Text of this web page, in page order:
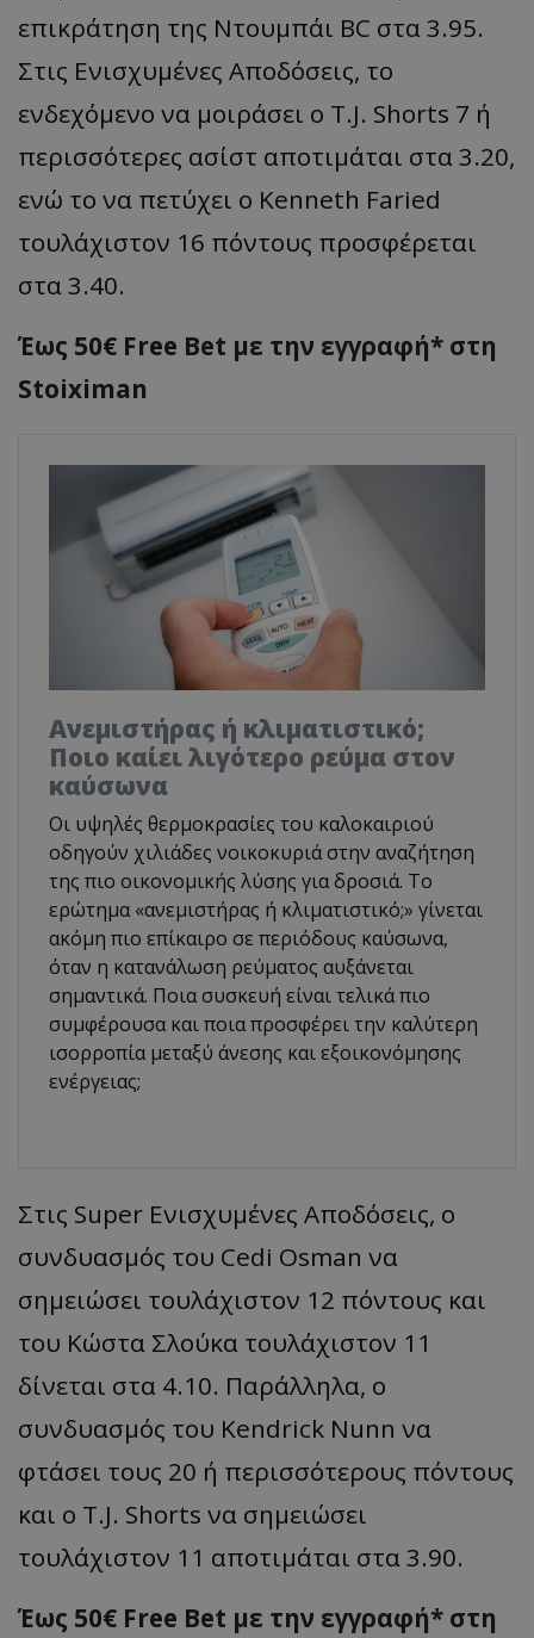
επικράτηση της Ντουμπάι BC στα 3.95.
Στις Ενισχυμένες Αποδόσεις, το
ενδεχόμενο να μοιράσει ο T.J. Shorts 7 ή
περισσότερες ασίστ αποτιμάται στα 3.20,
ενώ το να πετύχει ο Kenneth Faried
τουλάχιστον 16 πόντους προσφέρεται
στα 3.40.
Έως 50€ Free Bet με την εγγραφή* στη
Stoiximan
Ανεμιστήρας ή κλιματιστικό;
Ποιο καίει λιγότερο ρεύμα στον
καύσωνα
Οι υψηλές θερμοκρασίες του καλοκαιριού
οδηγούν χιλιάδες νοικοκυριά στην αναζήτηση
της πιο οικονομικής λύσης για δροσιά. Το
ερώτημα «ανεμιστήρας ή κλιματιστικό;» γίνεται
ακόμη πιο επίκαιρο σε περιόδους καύσωνα,
όταν η κατανάλωση ρεύματος αυξάνεται
σημαντικά. Ποια συσκευή είναι τελικά πιο
συμφέρουσα και ποια προσφέρει την καλύτερη
ισορροπία μεταξύ άνεσης και εξοικονόμησης
ενέργειας;
Στις Super Ενισχυμένες Αποδόσεις, ο
συνδυασμός του Cedi Osman να
σημειώσει τουλάχιστον 12 πόντους και
του Κώστα Σλούκα τουλάχιστον 11
δίνεται στα 4.10. Παράλληλα, ο
συνδυασμός του Kendrick Nunn να
φτάσει τους 20 ή περισσότερους πόντους
και ο T.J. Shorts να σημειώσει
τουλάχιστον 11 αποτιμάται στα 3.90.
Έως 50€ Free Bet με την εγγραφή* στη